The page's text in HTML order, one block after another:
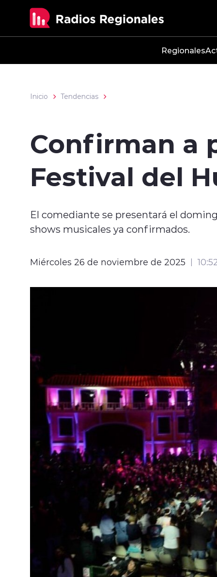
Regionales
Inicio Tendencias
Confirman a
Festival del
El comediante se presentará el
shows musicales ya confirmados.
Miércoles 26 de noviembre de 2025